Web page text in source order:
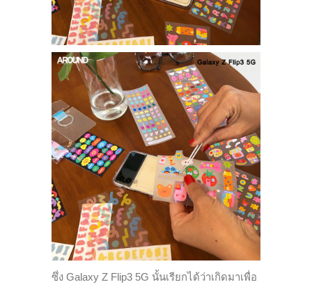
ซึ่ง Galaxy Z Flip3 5G นั้นเรียกได้ว่าเกิดมาเพื่อ